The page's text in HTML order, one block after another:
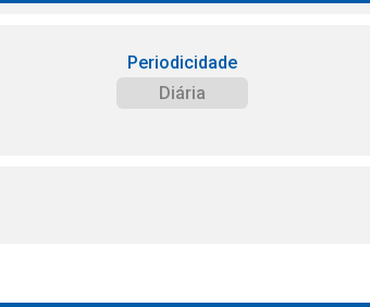
Periodicidade
Diária